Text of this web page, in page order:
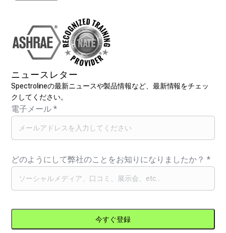
ニュースレター
Spectrolineの最新ニュースや製品情報など、最新情報をチェッ
クしてください。
電子メール*
どのようにして弊社のことをお知りになりましたか？*